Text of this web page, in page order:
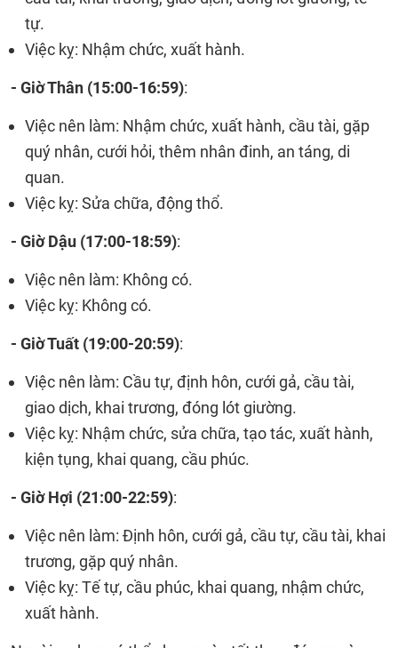
tự.
Việc kỵ: Nhậm chức, xuất hành.
- Giờ Thân (15:00-16:59):
Việc nên làm: Nhậm chức, xuất hành, cầu tài, gặp
quý nhân, cưới hỏi, thêm nhân đinh, an táng, di
quan.
Việc kỵ: Sửa chữa, động thổ.
- Giờ Dậu (17:00-18:59):
Việc nên làm: Không có.
Việc kỵ: Không có.
- Giờ Tuất (19:00-20:59):
Việc nên làm: Cầu tự, định hôn, cưới gả, cầu tài,
giao dịch, khai trương, đóng lót giường.
Việc kỵ: Nhậm chức, sửa chữa, tạo tác, xuất hành,
kiện tụng, khai quang, cầu phúc.
- Giờ Hợi (21:00-22:59):
Việc nên làm: Định hôn, cưới gả, cầu tự, cầu tài, khai
trương, gặp quý nhân.
Việc kỵ: Tế tự, cầu phúc, khai quang, nhậm chức,
xuất hành.